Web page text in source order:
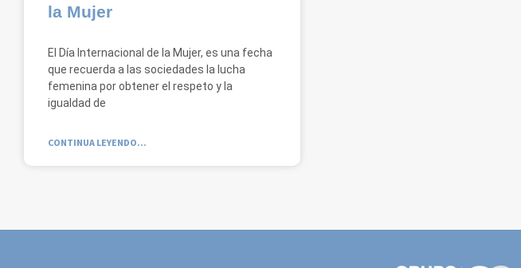
la Mujer
El Día Internacional de la Mujer, es una fecha
que recuerda a las sociedades la lucha
femenina por obtener el respeto y la
igualdad de
CONTINUA LEYENDO...